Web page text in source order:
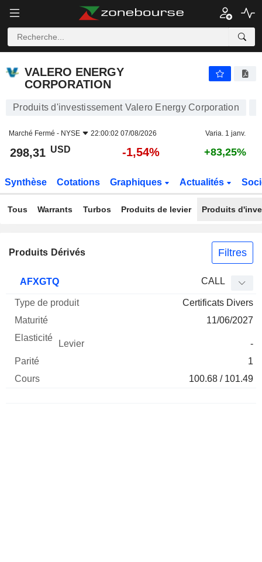
VALERO ENERGY
CORPORATION
Produits d'investissement Valero Energy Corporation
Marché Fermé - NYSE 22:00:02 07/08/2026 Varia. 1 janv.
298,31 USD -1,54% +83,25%
Synthèse Cotations Graphiques Actualités
Tous Warrants Turbos Produits de levier Produits
Produits Dérivés Filtres
Mnemo Type produit
Elasticité Levier Parité
AFXGTQ CALL
Certificats Divers
11/06/2027
-
1
100.68 / 101.49